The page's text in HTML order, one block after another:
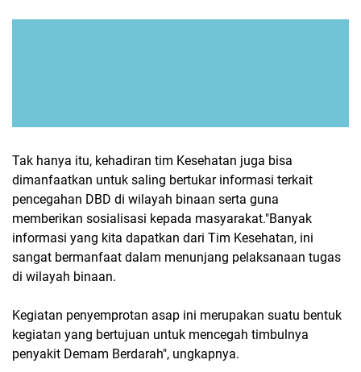
Tak hanya itu, kehadiran tim Kesehatan juga bisa
dimanfaatkan untuk saling bertukar informasi terkait
pencegahan DBD di wilayah binaan serta guna
memberikan sosialisasi kepada masyarakat."Banyak
informasi yang kita dapatkan dari Tim Kesehatan, ini
sangat bermanfaat dalam menunjang pelaksanaan tugas
di wilayah binaan.
Kegiatan penyemprotan asap ini merupakan suatu bentuk
kegiatan yang bertujuan untuk mencegah timbulnya
penyakit Demam Berdarah", ungkapnya.